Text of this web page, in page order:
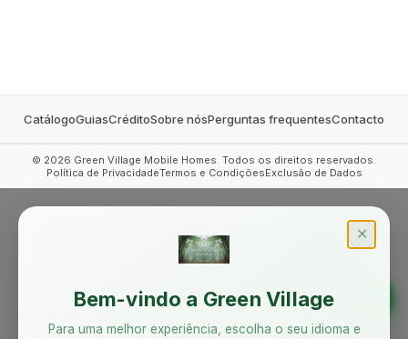
CatálogoGuiasCréditoSobre nósPerguntas frequentesContacto
© 2026 Green Village Mobile Homes. Todos os direitos reservados.
Política de PrivacidadeTermos e CondiçõesExclusão de Dados
✕
Bem-vindo a Green Village
Para uma melhor experiência, escolha o seu idioma e